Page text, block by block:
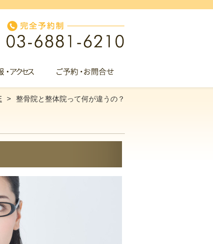
整骨院と整体院って何が違うの？